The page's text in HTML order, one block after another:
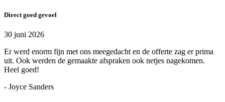
Direct goed gevoel
30 juni 2026
Er werd enorm fijn met ons meegedacht en de offerte zag er prima
uit. Ook werden de gemaakte afspraken ook netjes nagekomen.
Heel goed!
- Joyce Sanders